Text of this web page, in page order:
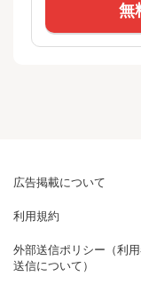
無
広告掲載について
利用規約
外部送信ポリシー（利
送信について）